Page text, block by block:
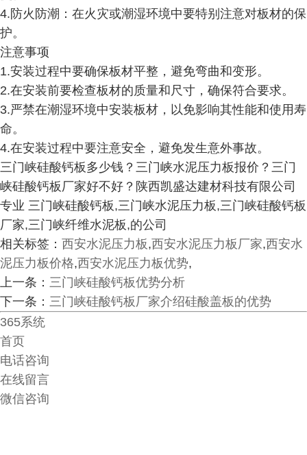
4.防火防潮：在火灾或潮湿环境中要特别注意对板材的保
护。
注意事项
1.安装过程中要确保板材平整，避免弯曲和变形。
2.在安装前要检查板材的质量和尺寸，确保符合要求。
3.严禁在潮湿环境中安装板材，以免影响其性能和使用寿
命。
4.在安装过程中要注意安全，避免发生意外事故。
三门峡硅酸钙板多少钱？三门峡水泥压力板报价？三门
峡硅酸钙板厂家好不好？陕西凯盛达建材科技有限公司
专业 三门峡硅酸钙板,三门峡水泥压力板,三门峡硅酸钙板
厂家,三门峡纤维水泥板,的公司
相关标签： 西安水泥压力板,西安水泥压力板厂家,西安水
泥压力板价格,西安水泥压力板优势,
上一条： 三门峡硅酸钙板优势分析
下一条： 三门峡硅酸钙板厂家介绍硅酸盖板的优势
365系统
首页
电话咨询
在线留言
微信咨询